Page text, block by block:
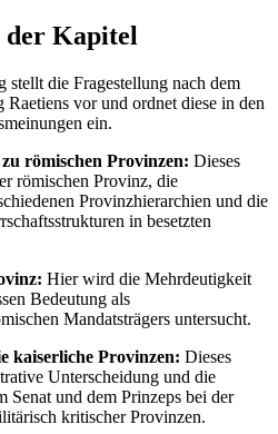
der Kapitel
stellt die Fragestellung nach dem
vor und ordnet diese in den
ein.
römischen Provinzen: Dieses
römischen Provinz, die
Provinzhierarchien und die
in besetzten
Hier wird die Mehrdeutigkeit
Bedeutung als
Mandatsträgers untersucht.
kaiserliche Provinzen: Dieses
Unterscheidung und die
Senat und dem Prinzeps bei der
kritischer Provinzen.